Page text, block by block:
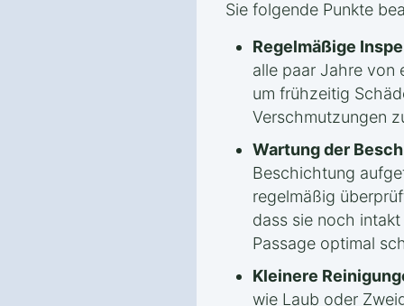
Sie folgende Punkte
Regelmäßige
alle paar Jahre von
um frühzeitig
Verschmutzungen
Wartung der
Beschichtung
regelmäßig
dass sie noch
Passage optimal
Kleinere
wie Laub oder